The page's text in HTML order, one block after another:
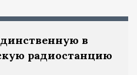
в
радиостанцию